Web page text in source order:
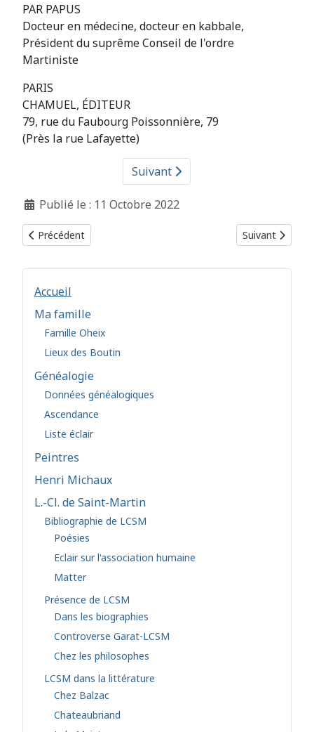
Accueil
Ma famille
Famille Oheix
Lieux des Boutin
Généalogie
Données généalogiques
Ascendance
Liste éclair
Peintres
Henri Michaux
L.-Cl. de Saint-Martin
Bibliographie de LCSM
Poésies
Eclair sur l'association humaine
Matter
Présence de LCSM
Dans les biographies
Controverse Garat-LCSM
Chez les philosophes
LCSM dans la littérature
Chez Balzac
Chateaubriand
PAR PAPUS
Docteur en médecine, docteur en kabbale,
Président du suprême Conseil de l'ordre
Martiniste
PARIS
CHAMUEL, ÉDITEUR
79, rue du Faubourg Poissonnière, 79
(Près la rue Lafayette)
Suivant
Détails
Publié le : 11 Octobre 2022
Article précédent : 1895 – L’Initiation – À propos de Martines
Précédent Article suivant
Suivant